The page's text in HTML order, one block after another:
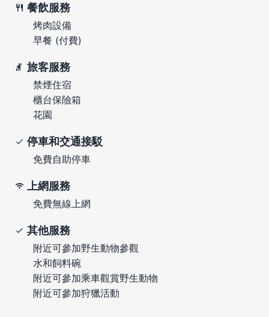
餐飲服務
烤肉設備
早餐 (付費)
旅客服務
禁煙住宿
櫃台保險箱
花園
停車和交通接駁
免費自助停車
上網服務
免費無線上網
其他服務
附近可參加野生動物參觀
水和飼料碗
附近可參加乘車觀賞野生動物
附近可參加狩獵活動